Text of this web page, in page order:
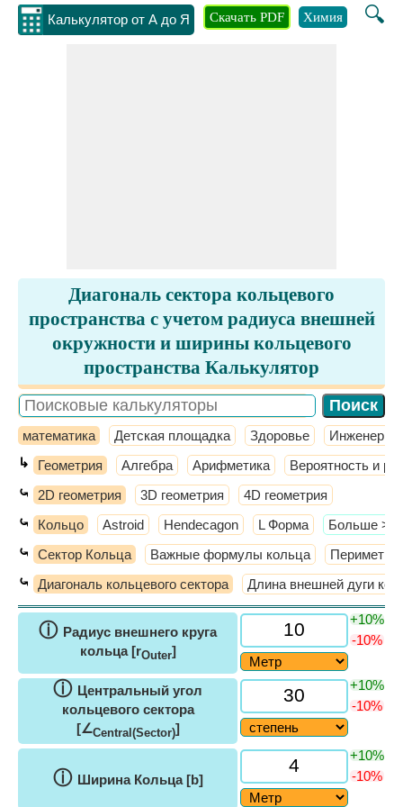
Калькулятор от А до Я 🔍
Скачать PDF Химия
Диагональ сектора кольцевого
пространства с учетом радиуса внешней
окружности и ширины кольцевого
пространства Калькулятор
математика Детская площадка Здоровье
↳ Геометрия Алгебра Арифметика Вероятность и
⤿ 2D геометрия 3D геометрия 4D геометрия
⤿ Кольцо Astroid Hendecagon L Форма ​Больше >>
⤿ Сектор Кольца Важные формулы кольца Периметр
⤿ Диагональ кольцевого сектора Длина внешней дуги
ⓘ Радиус внешнего круга
кольца [rOuter]
+10%
-10%
ⓘ Центральный угол
кольцевого сектора
[∠Central(Sector)]
+10%
-10%
ⓘ Ширина Кольца [b]
+10%
-10%